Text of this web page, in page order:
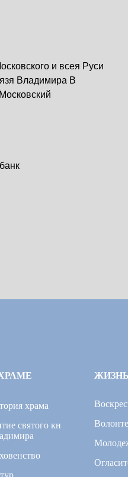
и всея Руси
Владимира В
храма
святого кн